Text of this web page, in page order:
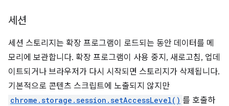
세션
세션 스토리지는 확장 프로그램이 로드되는 동안 데이터를 메
모리에 보관합니다. 확장 프로그램이 사용 중지, 새로고침, 업데
이트되거나 브라우저가 다시 시작되면 스토리지가 삭제됩니다.
기본적으로 콘텐츠 스크립트에 노출되지 않지만
chrome.storage.session.setAccessLevel() 를 호출하